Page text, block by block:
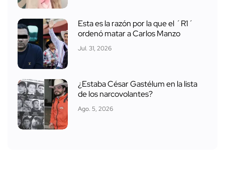
Esta es la razón por la que el ´R1´
ordenó matar a Carlos Manzo
Jul. 31, 2026
¿Estaba César Gastélum en la lista
de los narcovolantes?
Ago. 5, 2026